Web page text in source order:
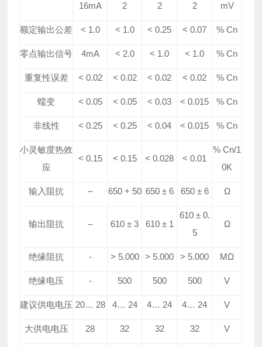
16mA 2 2 2 mV
额定输出公差 < 1.0 < 1.0 <0.25 <0.07 % Cn
零点输出信号 4mA < 2.0 < 1.0 < 1.0 % Cn
重复性误差 < 0.02 < 0.02 < 0.02 < 0.02 % Cn
蠕变 < 0.05 < 0.05 < 0.03 < 0.015 % Cn
非线性 < 0.25 < 0.25 < 0.04 < 0.015 % Cn
小灵敏度热效
应
< 0.15 < 0.15 < 0.028 < 0.01
% Cn/1
0K
输入阻抗 – 650 + 50 650 ±6 650 ±6 Ω
输出阻抗 – 610± 3 610 ±1
610 ±0.
5
Ω
绝缘阻抗 - > 5.000 > 5.000 > 5.000 MΩ
绝缘电压 - 500 500 500 V
建议供电电压 20… 28 4… 24 4… 24 4… 24 V
大供电电压 28 32 32 32 V